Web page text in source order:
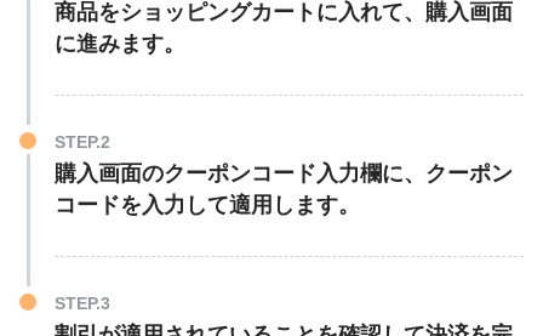
商品をショッピングカートに入れて、購入画面
に進みます。
STEP.2
購入画面のクーポンコード入力欄に、クーポン
コードを入力して適用します。
STEP.3